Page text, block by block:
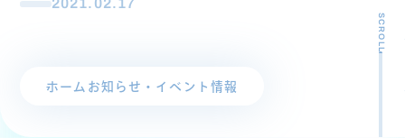
2021.02.17
ホーム お知らせ・イベント情報
SCROLL